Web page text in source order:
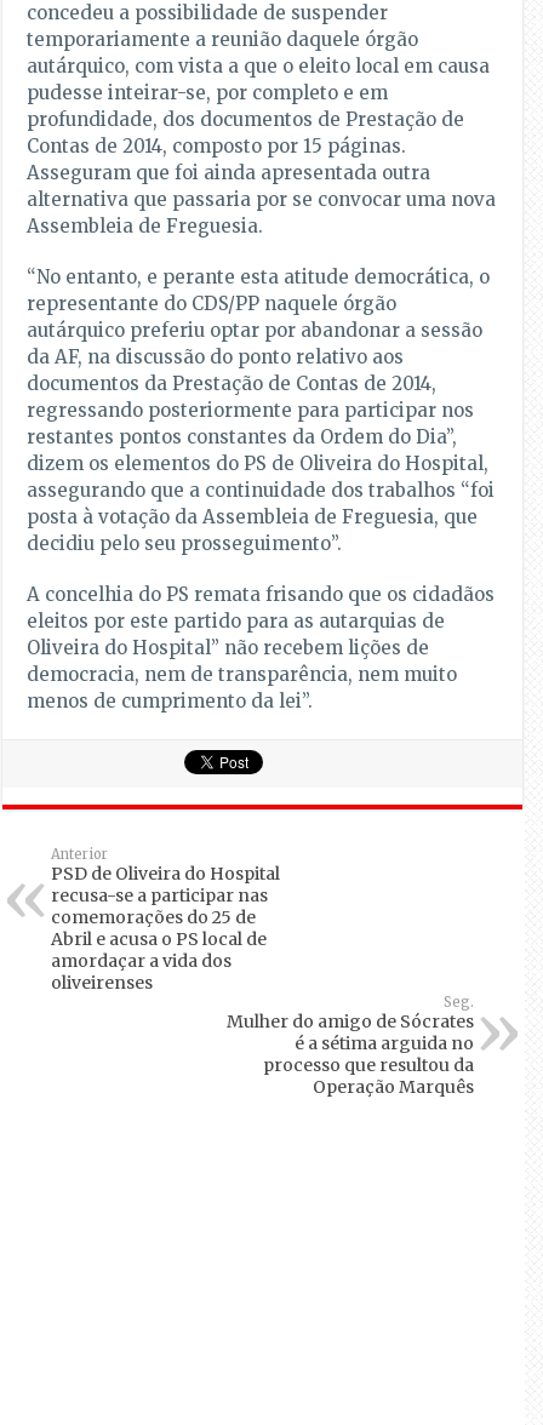
concedeu a possibilidade de suspender
temporariamente a reunião daquele órgão
autárquico, com vista a que o eleito local em causa
pudesse inteirar-se, por completo e em
profundidade, dos documentos de Prestação de
Contas de 2014, composto por 15 páginas.
Asseguram que foi ainda apresentada outra
alternativa que passaria por se convocar uma nova
Assembleia de Freguesia.
“No entanto, e perante esta atitude democrática, o
representante do CDS/PP naquele órgão
autárquico preferiu optar por abandonar a sessão
da AF, na discussão do ponto relativo aos
documentos da Prestação de Contas de 2014,
regressando posteriormente para participar nos
restantes pontos constantes da Ordem do Dia”,
dizem os elementos do PS de Oliveira do Hospital,
assegurando que a continuidade dos trabalhos “foi
posta à votação da Assembleia de Freguesia, que
decidiu pelo seu prosseguimento”.
A concelhia do PS remata frisando que os cidadãos
eleitos por este partido para as autarquias de
Oliveira do Hospital” não recebem lições de
democracia, nem de transparência, nem muito
menos de cumprimento da lei”.
Anterior
PSD de Oliveira do Hospital
recusa-se a participar nas
comemorações do 25 de
Abril e acusa o PS local de
amordaçar a vida dos
oliveirenses
Seg.
Mulher do amigo de Sócrates
é a sétima arguida no
processo que resultou da
Operação Marquês